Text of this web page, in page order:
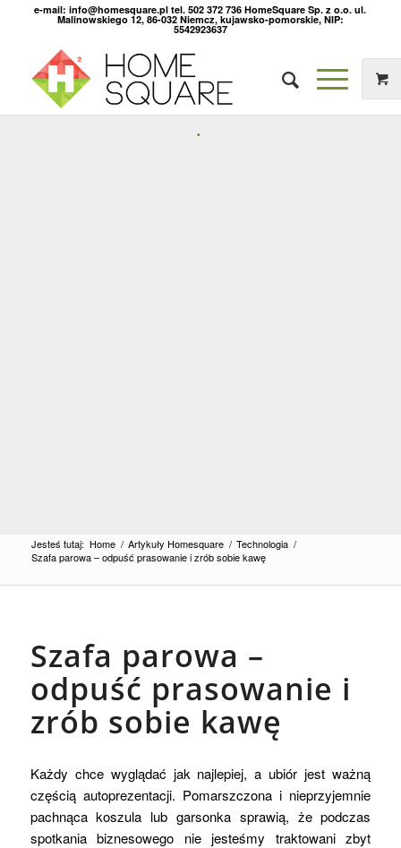
e-mail: info@homesquare.pl tel. 502 372 736 HomeSquare Sp. z o.o. ul.
Malinowskiego 12, 86-032 Niemcz, kujawsko-pomorskie, NIP:
5542923637
Jesteś tutaj: Home / Artykuły Homesquare / Technologia /
Szafa parowa – odpuść prasowanie i zrób sobie kawę
Szafa parowa –
odpuść prasowanie i
zrób sobie kawę
Każdy chce wyglądać jak najlepiej, a ubiór jest ważną
częścią autoprezentacji. Pomarszczona i nieprzyjemnie
pachnąca koszula lub garsonka sprawią, że podczas
spotkania biznesowego nie jesteśmy traktowani zbyt